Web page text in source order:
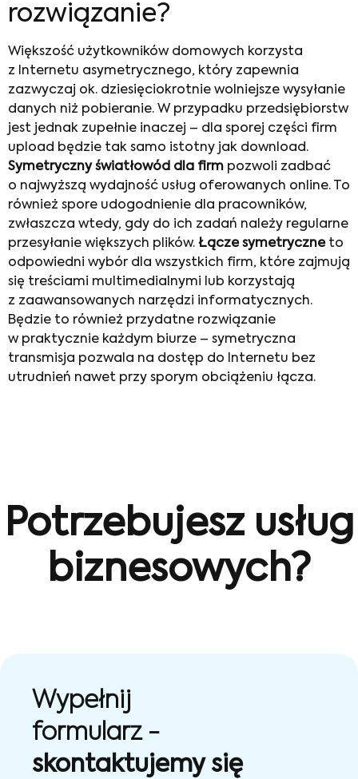
rozwiązanie?
Większość użytkowników domowych korzysta
z Internetu asymetrycznego, który zapewnia
zazwyczaj ok. dziesięciokrotnie wolniejsze wysyłanie
danych niż pobieranie. W przypadku przedsiębiorstw
jest jednak zupełnie inaczej – dla sporej części firm
upload będzie tak samo istotny jak download.
Symetryczny światłowód dla firm pozwoli zadbać
o najwyższą wydajność usług oferowanych online. To
również spore udogodnienie dla pracowników,
zwłaszcza wtedy, gdy do ich zadań należy regularne
przesyłanie większych plików. Łącze symetryczneto
odpowiedni wybór dla wszystkich firm, które zajmują
się treściami multimedialnymi lub korzystają
z zaawansowanych narzędzi informatycznych.
Będzie to również przydatne rozwiązanie
w praktycznie każdym biurze – symetryczna
transmisja pozwala na dostęp do Internetu bez
utrudnień nawet przy sporym obciążeniu łącza.
Potrzebujesz usług
biznesowych?
Wypełnij
formularz -
skontaktujemy się